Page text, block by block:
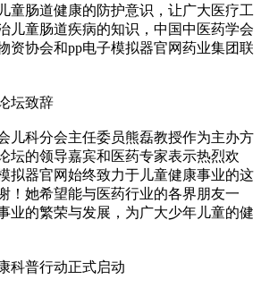
童肠道健康的防护意识，让广大医疗工
儿童肠道疾病的知识，中国中医药学会
物资协会和pp电子模拟器官网药业集团联
坛致辞
会儿科分会主任委员熊磊教授作为主办方
加论坛的领导嘉宾和医药专家表示热烈欢
拟器官网始终致力于儿童健康事业的这
！她希望能与医药行业的各界朋友一
的繁荣与发展，为广大少年儿童的健
科普行动正式启动